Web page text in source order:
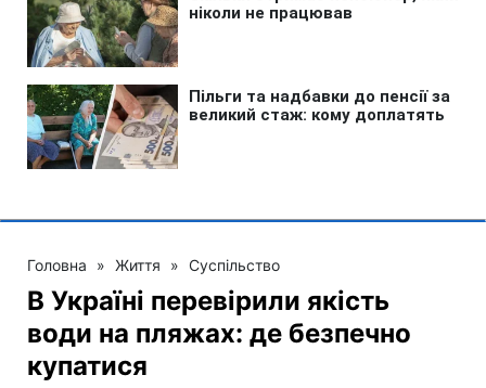
Головна » Життя » Суспільство
В Україні перевірили якість
води на пляжах: де безпечно
купатися